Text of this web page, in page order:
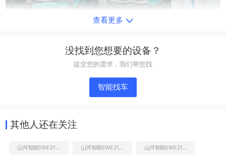
工作和回转装置
查看更多
没找到您想要的设备？
提交您的需求，我们帮您找
智能找车
其他人还在关注